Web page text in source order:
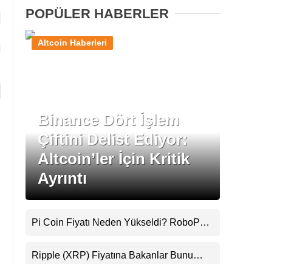
Instagram
POPÜLER HABERLER
Binance Dört İşlem
Çiftini Delist Ediyor:
Altcoin’ler İçin Kritik
Ayrıntı
Altcoin Haberleri
Pi Coin Fiyatı Neden Yükseldi? RoboPay
Destekledi
Ripple (XRP) Fiyatına Bakanlar Bunu